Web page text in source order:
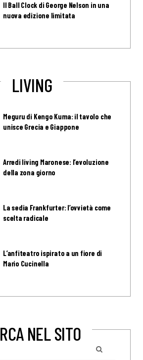
Il Ball Clock di George Nelson in una
nuova edizione limitata
LIVING
Meguru di Kengo Kuma: il tavolo che
unisce Grecia e Giappone
Arredi living Maronese: l’evoluzione
della zona giorno
La sedia Frankfurter: l’ovvietà come
scelta radicale
L’anfiteatro ispirato a un fiore di
Mario Cucinella
NEL SITO